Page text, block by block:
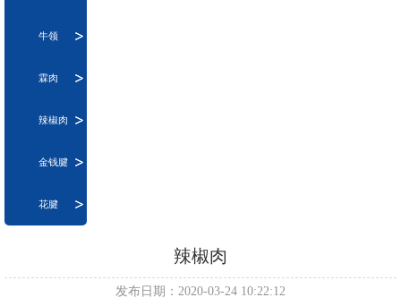
牛领
霖肉
辣椒肉
金钱腱
花腱
辣椒肉
发布日期：2020-03-24 10:22:12